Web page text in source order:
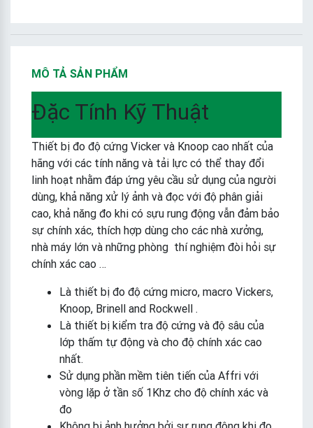
MÔ TẢ SẢN PHẨM
Đặc Tính Kỹ Thuật
Thiết bị đo độ cứng Vicker và Knoop cao nhất của
hãng với các tính năng và tải lực có thể thay đổi
linh hoạt nhằm đáp ứng yêu cầu sử dụng của người
dùng, khả năng xử lý ảnh và đọc với độ phân giải
cao, khả năng đo khi có sựu rung động vẫn đảm bảo
sự chính xác, thích hợp dùng cho các nhà xưởng,
nhà máy lớn và những phòng thí nghiệm đòi hỏi sự
chính xác cao …
Là thiết bị đo độ cứng micro, macro Vickers,
Knoop, Brinell and Rockwell .
Là thiết bị kiểm tra độ cứng và độ sâu của
lớp thấm tự động và cho độ chính xác cao
nhất.
Sử dụng phần mềm tiên tiến của Affri với
vòng lặp ở tần số 1Khz cho độ chính xác và
đo